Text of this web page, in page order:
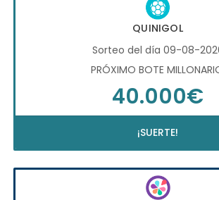
QUINIGOL
Sorteo del día 09-08-
PRÓXIMO BOTE
40.000€
¡SUERTE!